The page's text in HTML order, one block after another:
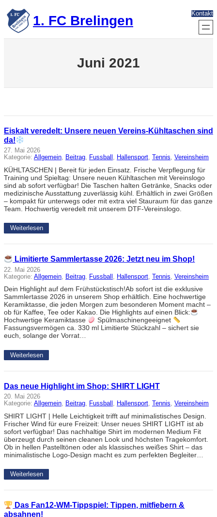
Zum
Inhalt
springen 1. FC Brelingen Kontakt
Juni 2021
Eiskalt veredelt: Unsere neuen Vereins-Kühltaschen sind
da!
27. Mai 2026
Kategorie: Allgemein, Beitrag, Fussball , Hallensport, Tennis, Vereinsheim
KÜHLTASCHEN | Bereit für jeden Einsatz. Frische Verpflegung für
Training und Spieltag: Unsere neuen Kühltaschen mit Vereinslogo
sind ab sofort verfügbar! Die Taschen halten Getränke, Snacks oder
medizinische Ausstattung zuverlässig kühl. Erhältlich in zwei Größen
– kompakt für unterwegs oder mit extra viel Stauraum für das ganze
Team. Hochwertig veredelt mit unserem DTF-Vereinslogo.
Weiterlesen
Limitierte Sammlertasse 2026: Jetzt neu im Shop!
22. Mai 2026
Kategorie: Allgemein Beitrag Fussball Hallensport Tennis Vereinsheim
Dein Highlight auf dem Frühstückstisch!Ab sofort ist die exklusive
Sammlertasse 2026 in unserem Shop erhältlich. Eine hochwertige
Keramiktasse, die jeden Morgen zum besonderen Moment macht –
ob für Kaffee, Tee oder Kakao. Die Highlights auf einen Blick:
Hochwertige Keramiktasse
Spülmaschinengeeignet
Fassungsvermögen ca. 330 ml Limitierte Stückzahl – sichert sie
euch, solange der Vorrat…
Weiterlesen
Das neue Highlight im Shop: SHIRT LIGHT
20. Mai 2026
Kategorie: Allgemein, Beitrag, Fussball , Hallensport, Tennis, Vereinsheim
SHIRT LIGHT | Helle Leichtigkeit trifft auf minimalistisches Design.
Frischer Wind für eure Freizeit: Unser neues SHIRT LIGHT ist ab
sofort verfügbar! Das nachhaltige Shirt im modernen Medium Fit
überzeugt durch seinen cleanen Look und höchsten Tragekomfort.
Ob in hellen Pastelltönen oder als klassisches weißes Shirt – das
minimalistische Logo-Design macht es zum perfekten Begleiter…
Weiterlesen
Das Fan12-WM-Tippspiel: Tippen, mitfiebern &
absahnen!